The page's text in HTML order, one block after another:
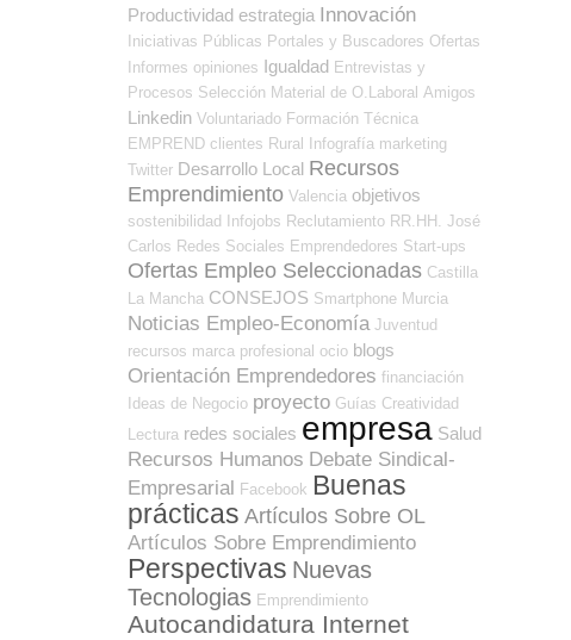
Productividad estrategia Innovación
Iniciativas Públicas Portales y Buscadores Ofertas
Informes opiniones Igualdad Entrevistas y
Procesos Selección Material de O.Laboral Amigos
Linkedin Voluntariado Formación Técnica
EMPREND clientes Rural Infografía marketing
Twitter Desarrollo Local Recursos
Emprendimiento Valencia objetivos
sostenibilidad Infojobs Reclutamiento RR.HH.
José
Carlos Redes Sociales Emprendedores Start-ups
Ofertas Empleo Seleccionadas Castilla
La Mancha CONSEJOS Smartphone Murcia
Noticias Empleo-Economía Juventud
recursos marca profesional ocio blogs
Orientación Emprendedores financiación
Ideas de Negocio proyecto Guías Creatividad
Lectura redes sociales empresa Salud
Recursos Humanos Debate Sindical-
Empresarial Facebook Buenas
prácticas Artículos Sobre OL
Artículos Sobre Emprendimiento
Perspectivas Nuevas
Tecnologias Emprendimiento
Autocandidatura Internet